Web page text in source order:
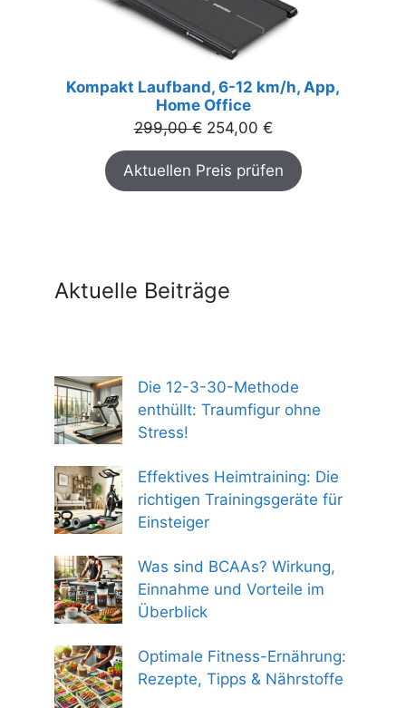
Kompakt Laufband, 6-12 km/h, App,
Home Office
299,00€ Ursprünglicher
Preis
war:
299,00 €
254,00 €Aktueller
Preis
ist:
254,00 €.
Aktuellen Preis prüfen
Aktuelle Beiträge
Die 12-3-30-Methode
enthüllt: Traumfigur ohne
Stress!
Effektives Heimtraining: Die
richtigen Trainingsgeräte für
Einsteiger
Was sind BCAAs? Wirkung,
Einnahme und Vorteile im
Überblick
Optimale Fitness-Ernährung:
Rezepte, Tipps & Nährstoffe